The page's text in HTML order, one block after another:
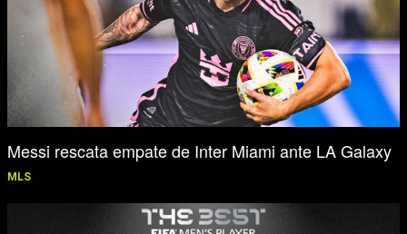
Messi rescata empate de Inter Miami ante LA Galaxy
MLS